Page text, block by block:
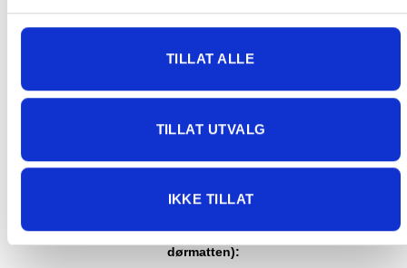
TILLAT ALLE
TILLAT UTVALG
IKKE TILLAT
Har du ikke fått noen alternativ på frakt på din pakke så er
pakken enten for tung, eller varen har fått frakten fjernet pga.
butikk, og får derfor kun opp valget klikk & hent. Hør med oss på
GRATIS FRAKT (Levert til hentested/butikk, ikke
dørmatten):